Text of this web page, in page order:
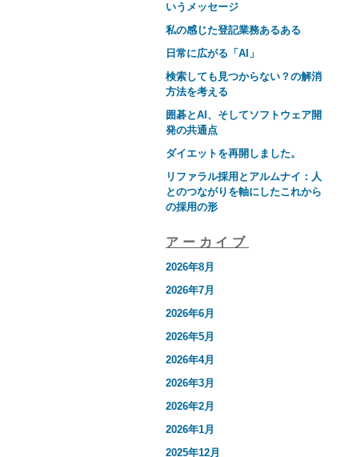
いうメッセージ
私の感じた登記業務あるある
日常に広がる「AI」
検索しても見つからない？の解消
方法を考える
囲碁とAI、そしてソフトウェア開
発の共通点
ダイエットを再開しました。
リファラル採用とアルムナイ：人
とのつながりを軸にしたこれから
の採用の形
アーカイブ
2026年8月
2026年7月
2026年6月
2026年5月
2026年4月
2026年3月
2026年2月
2026年1月
2025年12月